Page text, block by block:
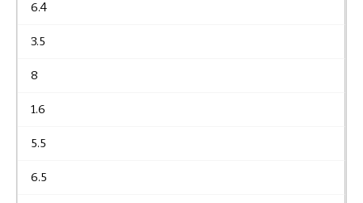
6.4
3.5
8
1.6
5.5
6.5